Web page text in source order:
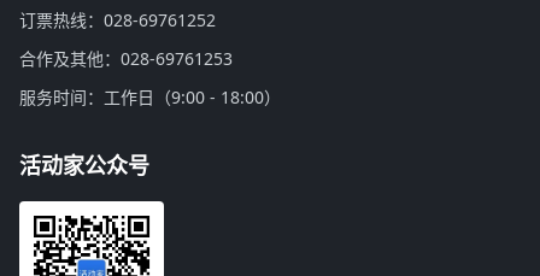
订票热线：028-69761252
合作及其他：028-69761253
服务时间：工作日（9:00 - 18:00）
活动家公众号